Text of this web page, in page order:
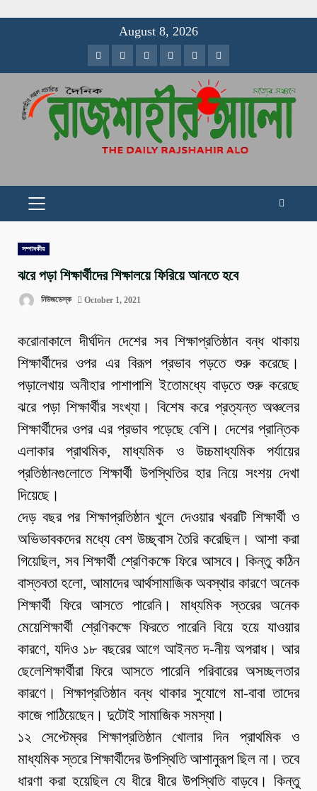
August 8, 2026
Facebook
TwitterInstagram
Youtube
VK LinkedIn
PRIMARY
সম্পাদকীয়
ঝরে পড়া শিক্ষার্থীদের শিক্ষালয়ে ফিরিয়ে আনতে হবে
নিউজডেস্ক October 1, 2021
করোনাকালে দীর্ঘদিন দেশের সব শিক্ষাপ্রতিষ্ঠান বন্ধ থাকায়
শিক্ষার্থীদের ওপর এর বিরূপ প্রভাব পড়তে শুরু করেছে।
পড়ালেখায় অনীহার পাশাপাশি ইতোমধ্যে বাড়তে শুরু করেছে
ঝরে পড়া শিক্ষার্থীর সংখ্যা। বিশেষ করে প্রত্যন্ত অঞ্চলের
শিক্ষার্থীদের ওপর এর প্রভাব পড়েছে বেশি। দেশের প্রান্তিক
এলাকার প্রাথমিক, মাধ্যমিক ও উচ্চমাধ্যমিক পর্যায়ের
প্রতিষ্ঠানগুলোতে শিক্ষার্থী উপস্থিতির হার নিয়ে সংশয় দেখা
দিয়েছে।
দেড় বছর পর শিক্ষাপ্রতিষ্ঠান খুলে দেওয়ার খবরটি শিক্ষার্থী ও
অভিভাবকদের মধ্যে বেশ উচ্ছ্বাস তৈরি করেছিল। আশা করা
গিয়েছিল, সব শিক্ষার্থী শ্রেণিকক্ষে ফিরে আসবে। কিন্তু কঠিন
বাস্তবতা হলো, আমাদের আর্থসামাজিক অবস্থার কারণে অনেক
শিক্ষার্থী ফিরে আসতে পারেনি। মাধ্যমিক স্তরের অনেক
মেয়েশিক্ষার্থী শ্রেণিকক্ষে ফিরতে পারেনি বিয়ে হয়ে যাওয়ার
কারণে, যদিও ১৮ বছরের আগে আইনত দ-নীয় অপরাধ। আর
ছেলেশিক্ষার্থীরা ফিরে আসতে পারেনি পরিবারের অসচ্ছলতার
কারণে। শিক্ষাপ্রতিষ্ঠান বন্ধ থাকার সুযোগে মা-বাবা তাদের
কাজে পাঠিয়েছেন। দুটোই সামাজিক সমস্যা।
১২ সেপ্টেম্বর শিক্ষাপ্রতিষ্ঠান খোলার দিন প্রাথমিক ও
মাধ্যমিক স্তরে শিক্ষার্থীদের উপস্থিতি আশানুরূপ ছিল না। তবে
ধারণা করা হয়েছিল যে ধীরে ধীরে উপস্থিতি বাড়বে। কিন্তু